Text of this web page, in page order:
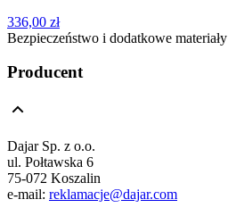
336,00 zł
Bezpieczeństwo i dodatkowe materiały
Producent
Dajar Sp. z o.o.
ul. Połtawska 6
75-072 Koszalin
e-mail: reklamacje@dajar.com